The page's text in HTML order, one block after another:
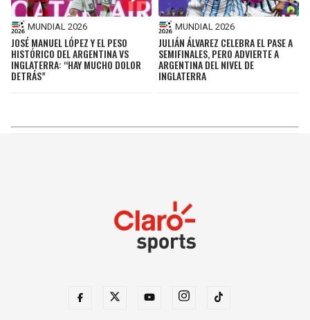
MUNDIAL 2026
JOSÉ MANUEL LÓPEZ Y EL PESO
HISTÓRICO DEL ARGENTINA VS
INGLATERRA: “HAY MUCHO DOLOR
DETRÁS”
MUNDIAL 2026
JULIÁN ÁLVAREZ CELEBRA EL PASE A
SEMIFINALES, PERO ADVIERTE A
ARGENTINA DEL NIVEL DE
INGLATERRA